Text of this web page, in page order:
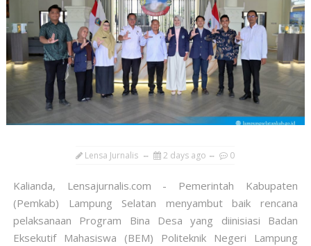
Lensa Jurnalis 2 days ago 0
Kalianda, Lensajurnalis.com - Pemerintah Kabupaten
(Pemkab) Lampung Selatan menyambut baik rencana
pelaksanaan Program Bina Desa yang diinisiasi Badan
Eksekutif Mahasiswa (BEM) Politeknik Negeri Lampung